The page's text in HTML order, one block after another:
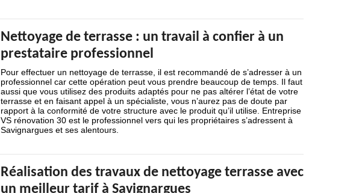
Nettoyage de terrasse : un travail à confier à un
prestataire professionnel
Pour effectuer un nettoyage de terrasse, il est recommandé de s’adresser à un
professionnel car cette opération peut vous prendre beaucoup de temps. Il faut
aussi que vous utilisez des produits adaptés pour ne pas altérer l’état de votre
terrasse et en faisant appel à un spécialiste, vous n’aurez pas de doute par
rapport à la conformité de votre structure avec le produit qu’il utilise. Entreprise
VS rénovation 30 est le professionnel vers qui les propriétaires s’adressent à
Savignargues et ses alentours.
Réalisation des travaux de nettoyage terrasse avec
un meilleur tarif à Savignargues